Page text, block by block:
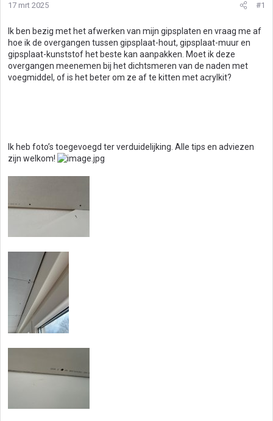
17 mrt 2025 #1
Ik ben bezig met het afwerken van mijn gipsplaten en vraag me af
hoe ik de overgangen tussen gipsplaat-hout, gipsplaat-muur en
gipsplaat-kunststof het beste kan aanpakken. Moet ik deze
overgangen meenemen bij het dichtsmeren van de naden met
voegmiddel, of is het beter om ze af te kitten met acrylkit?
Ik heb foto’s toegevoegd ter verduidelijking. Alle tips en adviezen
zijn welkom!